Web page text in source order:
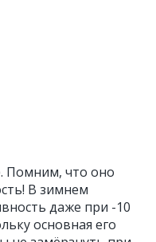
Помним, что оно
В зимнем
даже при -10
основная его